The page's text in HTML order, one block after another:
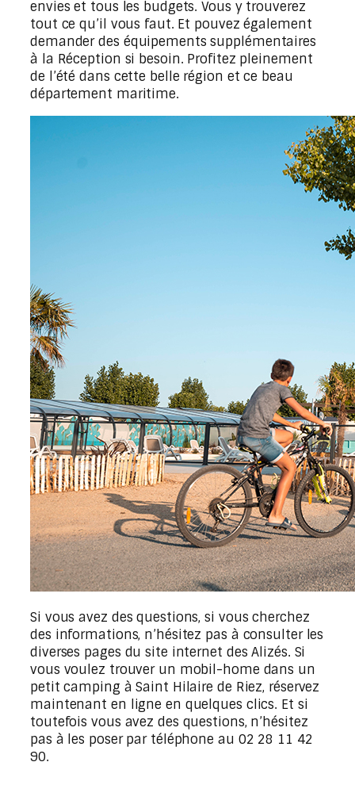
envies et tous les budgets. Vous y trouverez
tout ce qu’il vous faut. Et pouvez également
demander des équipements supplémentaires
à la Réception si besoin. Profitez pleinement
de l’été dans cette belle région et ce beau
département maritime.
Si vous avez des questions, si vous cherchez
des informations, n’hésitez pas à consulter les
diverses pages du site internet des Alizés. Si
vous voulez trouver un mobil-home dans un
petit camping à Saint Hilaire de Riez, réservez
maintenant en ligne en quelques clics. Et si
toutefois vous avez des questions, n’hésitez
pas à les poser par téléphone au 02 28 11 42
90.